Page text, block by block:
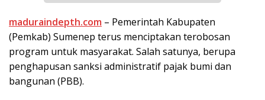
maduraindepth.com – Pemerintah Kabupaten
(Pemkab) Sumenep terus menciptakan terobosan
program untuk masyarakat. Salah satunya, berupa
penghapusan sanksi administratif pajak bumi dan
bangunan (PBB).